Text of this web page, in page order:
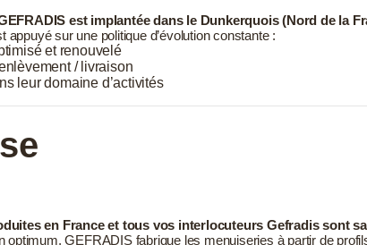
est implantée dans le Dunkerquois (Nord de la
sur une politique d’évolution constante :
et renouvelé
/ livraison
leur domaine d’activités
en France et tous vos interlocuteurs Gefradis sont
optimum, GEFRADIS fabrique les menuiseries à partir de